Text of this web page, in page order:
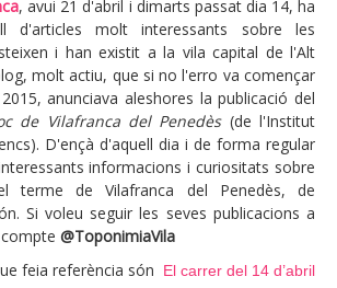
, avui 21 d'abril i dimarts passat dia 14, ha
d'articles molt interessants sobre les
i han existit a la vila capital de l'Alt
molt actiu, que si no l'erro va començar
anunciava aleshores la publicació del
de Vilafranca del Penedès(de l'Institut
D'ençà d'aquell dia i de forma regular
informacions i curiositats sobre
terme de Vilafranca del Penedès, de
Si voleu seguir les seves publicacions a
@ToponimiaVila
feia referència són
El carrer del 14 d’abril